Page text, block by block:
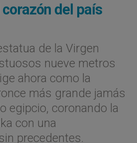
del país
de la Virgen
nueve metros
ahora como la
más grande jamás
egipcio, coronando la
con una
precedentes.